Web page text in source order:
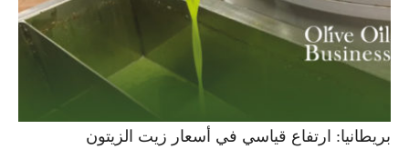
بريطانيا: ارتفاع قياسي في أسعار زيت الزيتون